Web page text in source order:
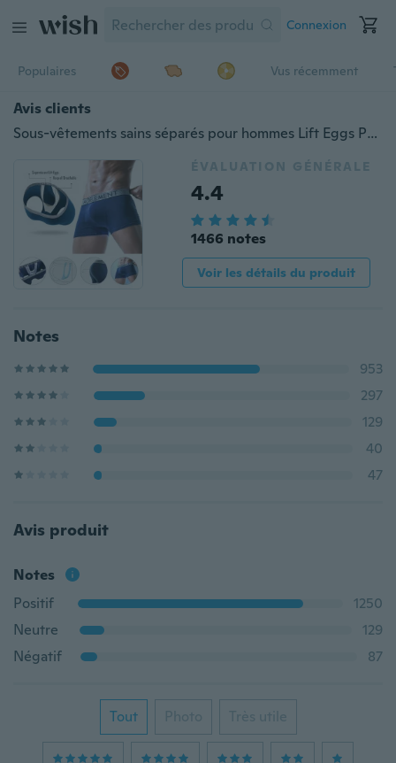
Connexion
Populaires Vus récemment
Avis clients
Sous-vêtements sains séparés pour hommes Lift Eggs Pouch Caleçon Boxer
ÉVALUATION GÉNÉRALE
4.4
1466 notes
Voir les détails du produit
Notes
953
297
129
40
47
Avis produit
Notes
Positif
1250
Neutre
129
Négatif
87
Tout Photo Très utile